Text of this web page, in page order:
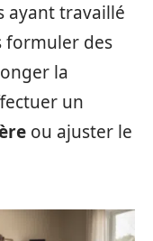
ayant travaillé
formuler des
la
un
ou ajuster le